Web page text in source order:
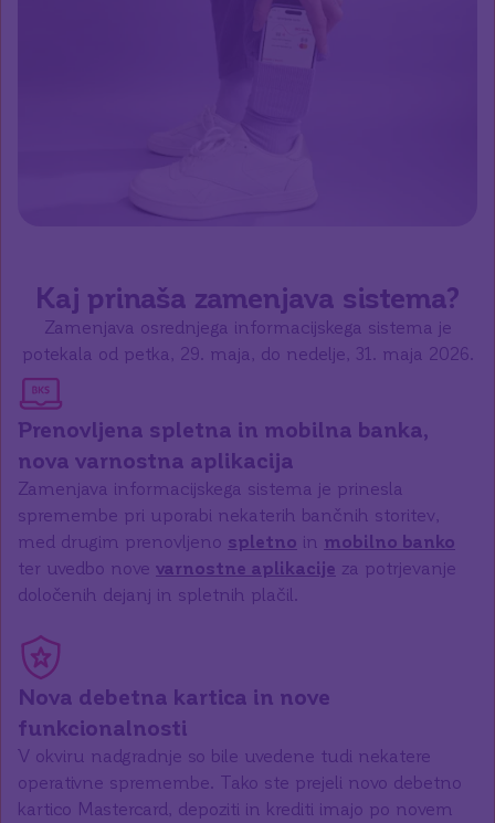
Kaj prinaša zamenjava sistema?
Zamenjava osrednjega informacijskega sistema je
potekala od petka, 29. maja, do nedelje, 31. maja 2026.
Prenovljena spletna in mobilna banka,
nova varnostna aplikacija
Zamenjava informacijskega sistema je prinesla
spremembe pri uporabi nekaterih bančnih storitev,
med drugim prenovljeno spletno in mobilno banko
ter uvedbo nove varnostne aplikacije za potrjevanje
določenih dejanj in spletnih plačil.
Nova debetna kartica in nove
funkcionalnosti
V okviru nadgradnje so bile uvedene tudi nekatere
operativne spremembe. Tako ste prejeli novo debetno
kartico Mastercard, depoziti in krediti imajo po novem